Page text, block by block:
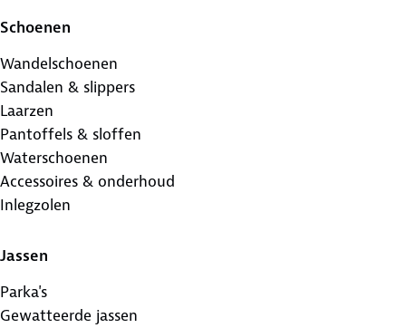
Schoenen
Wandelschoenen
Sandalen & slippers
Laarzen
Pantoffels & sloffen
Waterschoenen
Accessoires & onderhoud
Inlegzolen
Jassen
Parka's
Gewatteerde jassen